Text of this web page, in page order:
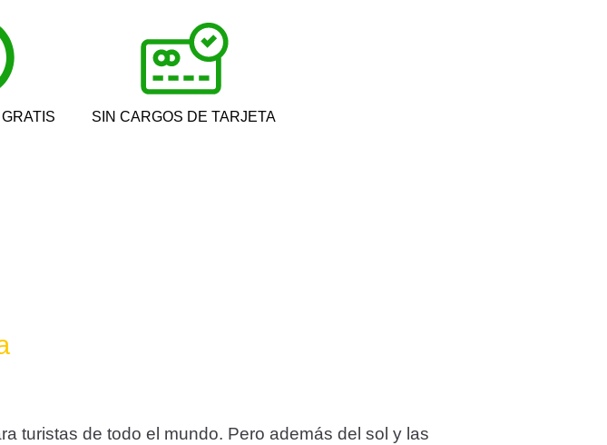
SIN CARGOS DE TARJETA
turistas de todo el mundo. Pero además del sol y las